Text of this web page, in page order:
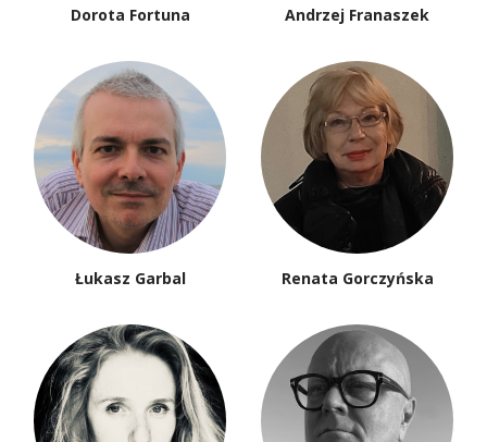
Dorota Fortuna Andrzej Franaszek
Łukasz Garbal Renata Gorczyńska